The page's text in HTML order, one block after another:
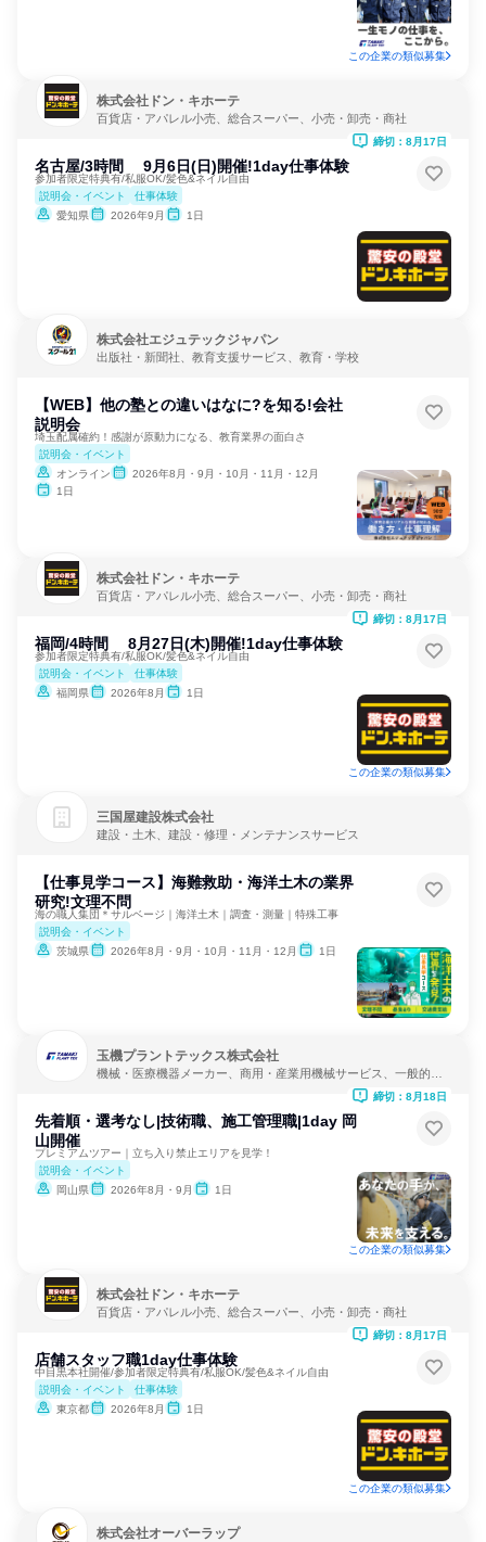
この企業の類似募集
株式会社ドン・キホーテ
百貨店・アパレル小売、総合スーパー、小売・卸売・商社
名古屋/3時間 9月6日(日)開催!1day仕事体験
参加者限定特典有/私服OK/髪色&ネイル自由
説明会・イベント
仕事体験
愛知県
2026年9月 1日
締切：8月17日
株式会社エジュテックジャパン
出版社・新聞社、教育支援サービス、教育・学校
【WEB】他の塾との違いはなに?を知る!会社
説明会
埼玉配属確約！感謝が原動力になる、教育業界の面白さ
説明会・イベント
オンライン
2026年8月・9月・10月・11月・12月
1日
株式会社ドン・キホーテ
百貨店・アパレル小売、総合スーパー、小売・卸売・商社
福岡/4時間 8月27日(木)開催!1day仕事体験
参加者限定特典有/私服OK/髪色&ネイル自由
説明会・イベント
仕事体験
福岡県
2026年8月 1日
締切：8月17日
この企業の類似募集
三国屋建設株式会社
建設・土木、建設・修理・メンテナンスサービス
【仕事見学コース】海難救助・海洋土木の業界
研究!文理不問
海の職人集団＊サルベージ｜海洋土木｜調査・測量｜特殊工事
説明会・イベント
茨城県
2026年8月・9月・10月・11月・12月 1日
玉機プラントテックス株式会社
機械・医療機器メーカー、商用・産業用機械サービス、一般的な
先着順・選考なし|技術職、施工管理職|1day 岡
山開催
プレミアムツアー｜立ち入り禁止エリアを見学！
説明会・イベント
岡山県
2026年8月・9月 1日
締切：8月18日
この企業の類似募集
株式会社ドン・キホーテ
百貨店・アパレル小売、総合スーパー、小売・卸売・商社
店舗スタッフ職1day仕事体験
中目黒本社開催/参加者限定特典有/私服OK/髪色&ネイル自由
説明会・イベント
仕事体験
東京都
2026年8月 1日
締切：8月17日
この企業の類似募集
株式会社オーバーラップ